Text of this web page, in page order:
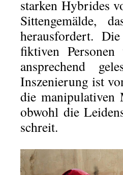
starken Hybrides
Sittengemälde,
herausfordert.
fiktiven
ansprechend
Inszenierung ist
die manipulativen
obwohl die
schreit.